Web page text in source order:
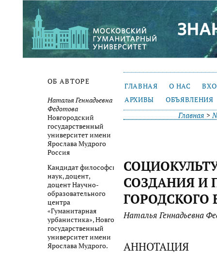
ОБ АВТОРЕ
Наталья Геннадьевна
Федотова
Новгородский
государственный
университет имени
Ярослава Мудрого
Россия
Кандидат философских
наук, доцент,
доцент Научно-
образовательного
центра
«Гуманитарная
урбанистика», Новгородский
государственный
университет имени
Ярослава Мудрого.
ГЛАВНАЯ О НАС
АРХИВЫ
ОБЪЯВЛЕНИЯ
Главная >
СОЗДАНИЯ И
ГОРОДСКОГО
Наталья Геннадьевна
АННОТАЦИЯ